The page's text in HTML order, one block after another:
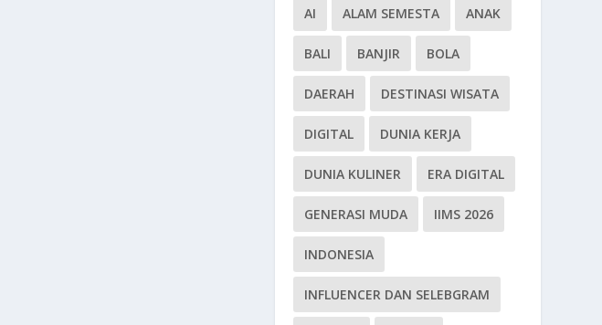
AI ALAM SEMESTA ANAK
BALI BANJIR BOLA
DAERAH DESTINASI WISATA
DIGITAL DUNIA KERJA
DUNIA KULINER ERA DIGITAL
GENERASI MUDA IIMS 2026
INDONESIA
INFLUENCER DAN SELEBGRAM